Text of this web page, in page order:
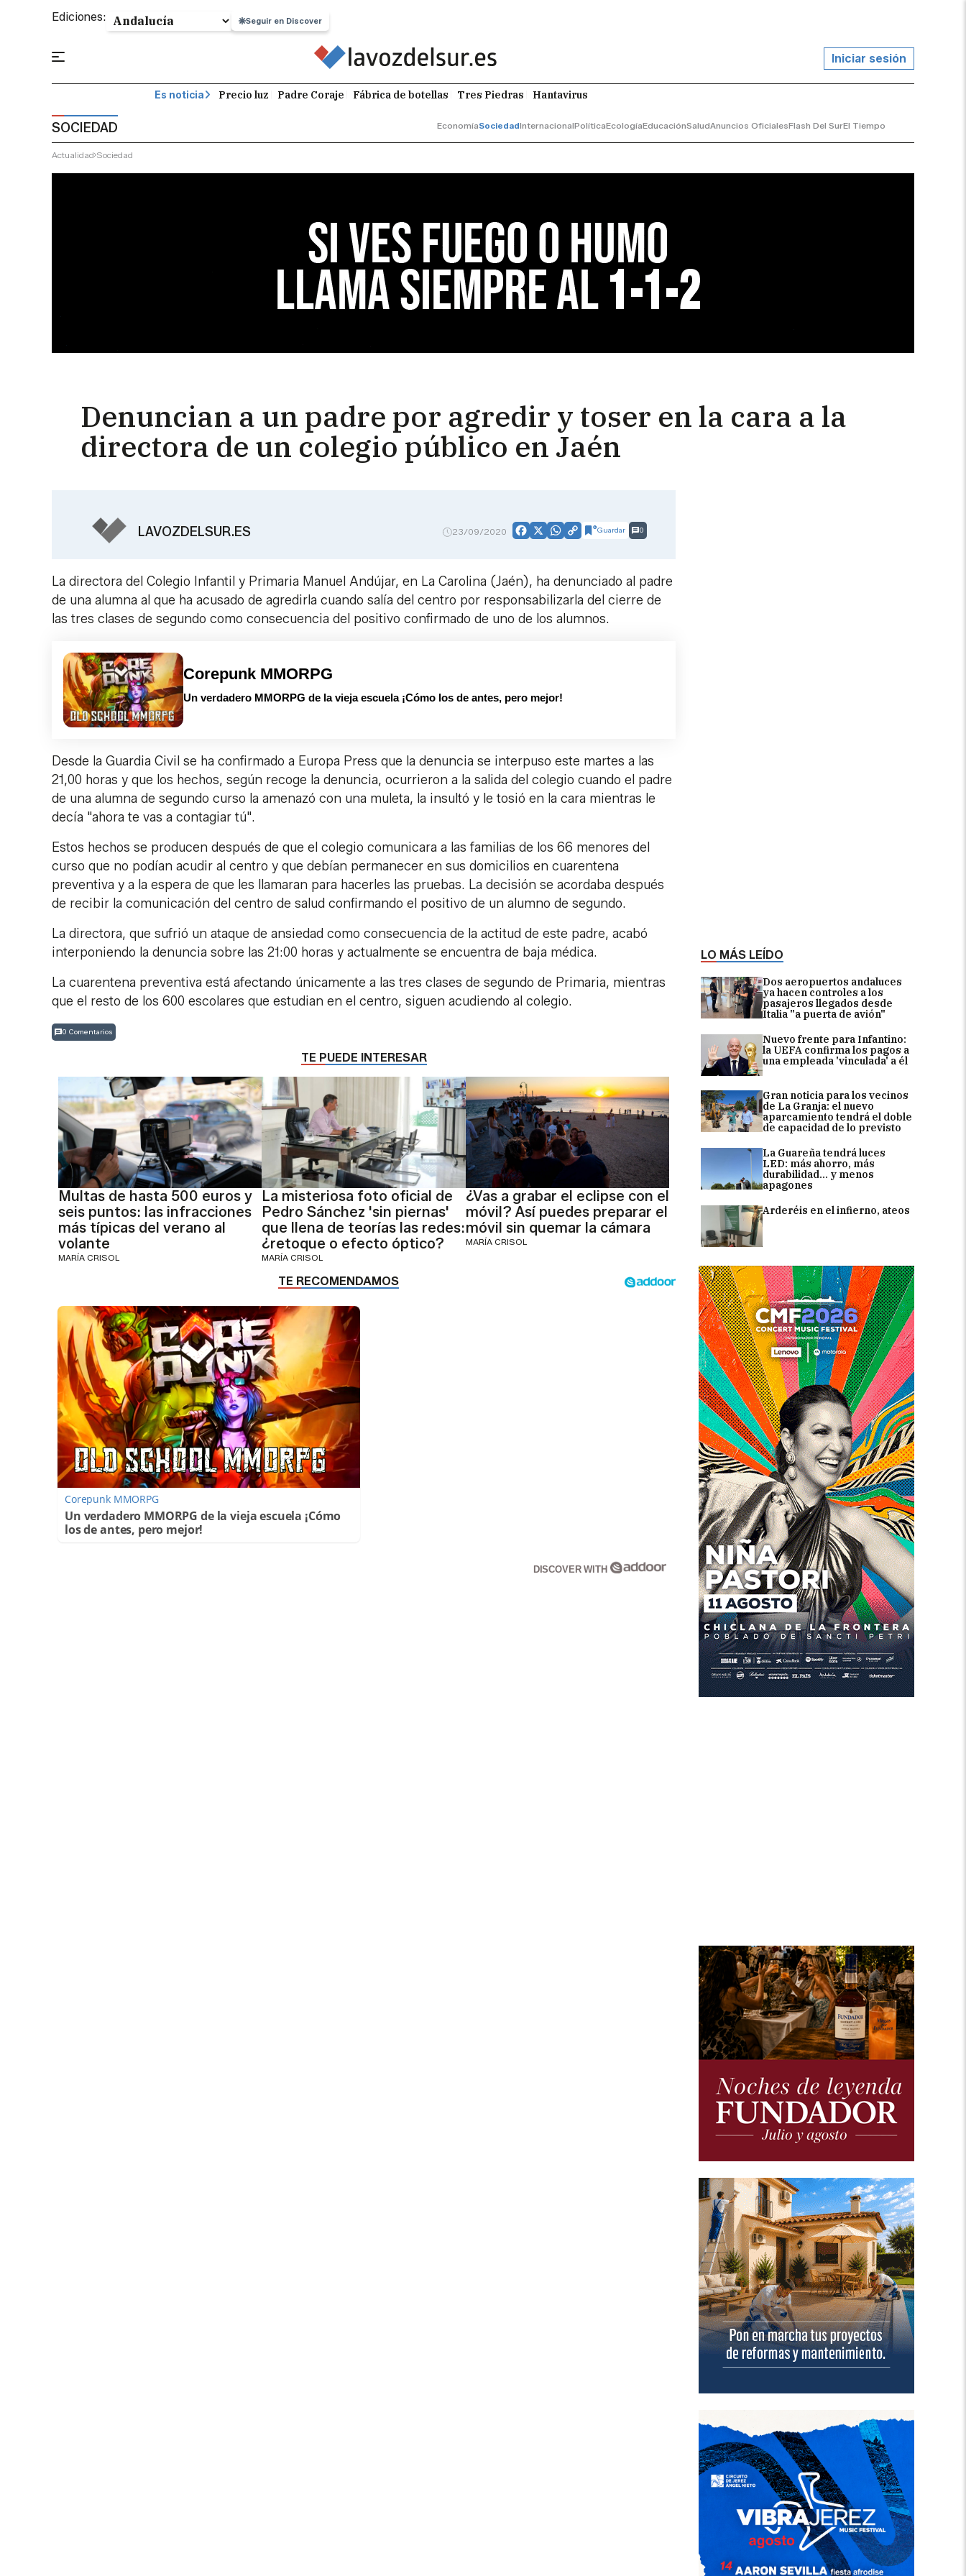
Ediciones: Seguir en Discover
Iniciar sesión
Es noticia Precio luz Padre Coraje Fábrica de botellas Tres Piedras Hantavirus
SOCIEDAD EconomíaSociedadInternacionalPolíticaEcologíaEducaciónSaludAnuncios OficialesFlash Del SurEl Tiempo
Actualidad Sociedad
Denuncian a un padre por agredir y toser en la cara a la
directora de un colegio público en Jaén
LO MÁS LEÍDO
Dos aeropuertos andaluces
ya hacen controles a los
pasajeros llegados desde
Italia "a puerta de avión"
Nuevo frente para Infantino:
la UEFA confirma los pagos a
una empleada 'vinculada' a él
Gran noticia para los vecinos
de La Granja: el nuevo
aparcamiento tendrá el doble
de capacidad de lo previsto
La Guareña tendrá luces
LED: más ahorro, más
durabilidad... y menos
apagones
Arderéis en el infierno, ateos
LAVOZDELSUR.ES 23/09/2020 Facebook
X WhatsApp
CopyGuardar 0
La directora del Colegio Infantil y Primaria Manuel Andújar, en La Carolina (Jaén), ha denunciado al padre
de una alumna al que ha acusado de agredirla cuando salía del centro por responsabilizarla del cierre de
las tres clases de segundo como consecuencia del positivo confirmado de uno de los alumnos.
Corepunk MMORPG
Un verdadero MMORPG de la vieja escuela ¡Cómo los de antes, pero mejor!
Desde la Guardia Civil se ha confirmado a Europa Press que la denuncia se interpuso este martes a las
21,00 horas y que los hechos, según recoge la denuncia, ocurrieron a la salida del colegio cuando el padre
de una alumna de segundo curso la amenazó con una muleta, la insultó y le tosió en la cara mientras le
decía "ahora te vas a contagiar tú".
Estos hechos se producen después de que el colegio comunicara a las familias de los 66 menores del
curso que no podían acudir al centro y que debían permanecer en sus domicilios en cuarentena
preventiva y a la espera de que les llamaran para hacerles las pruebas. La decisión se acordaba después
de recibir la comunicación del centro de salud confirmando el positivo de un alumno de segundo.
La directora, que sufrió un ataque de ansiedad como consecuencia de la actitud de este padre, acabó
interponiendo la denuncia sobre las 21:00 horas y actualmente se encuentra de baja médica.
La cuarentena preventiva está afectando únicamente a las tres clases de segundo de Primaria, mientras
que el resto de los 600 escolares que estudian en el centro, siguen acudiendo al colegio.
0 Comentarios
TE PUEDE INTERESAR
Multas de hasta 500 euros y
seis puntos: las infracciones
más típicas del verano al
volante
MARÍA CRISOL
La misteriosa foto oficial de
Pedro Sánchez 'sin piernas'
que llena de teorías las redes:
¿retoque o efecto óptico?
MARÍA CRISOL
¿Vas a grabar el eclipse con el
móvil? Así puedes preparar el
móvil sin quemar la cámara
MARÍA CRISOL
Corepunk MMORPG
Un verdadero MMORPG de la vieja escuela ¡Cómo
los de antes, pero mejor!
DISCOVER WITH